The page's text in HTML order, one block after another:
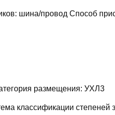
шина/провод Способ
размещения: УХЛ3
классификации степеней